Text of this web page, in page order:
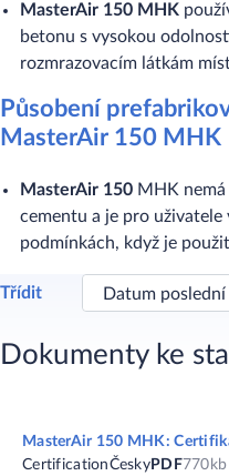
MasterAir 150 MHK
betonu s vysokou
rozmrazovacím látkám
Působení
MasterAir 150 MHK
MasterAir 150 MHK
cementu a je pro
podmínkách, když je
Třídit
Dokumenty ke
MasterAir 150 MHK:
CertificationČesky PDF770kb